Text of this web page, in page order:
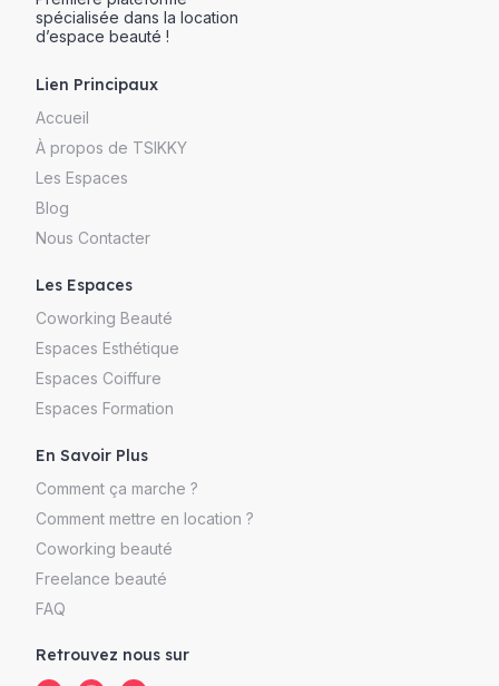
spécialisée dans la location
d’espace beauté !
Lien Principaux
Accueil
À propos de TSIKKY
Les Espaces
Blog
Nous Contacter
Les Espaces
Coworking Beauté
Espaces Esthétique
Espaces Coiffure
Espaces Formation
En Savoir Plus
Comment ça marche ?
Comment mettre en location ?
Coworking beauté
Freelance beauté
FAQ
Retrouvez nous sur